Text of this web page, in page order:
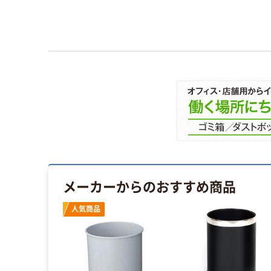
メーカーからのおすすめ商品
人気商品